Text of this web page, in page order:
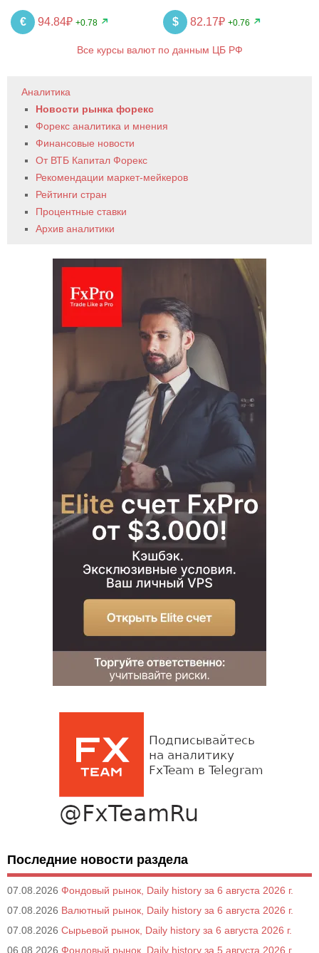
€ 94.84₽ +0.78 $ 82.17₽ +0.76
Все курсы валют по данным ЦБ РФ
Аналитика
Новости рынка форекс
Форекс аналитика и мнения
Финансовые новости
От ВТБ Капитал Форекс
Рекомендации маркет-мейкеров
Рейтинги стран
Процентные ставки
Архив аналитики
Последние новости раздела
07.08.2026 Фондовый рынок, Daily history за 6 августа 2026 г.
07.08.2026 Валютный рынок, Daily history за 6 августа 2026 г.
07.08.2026 Сырьевой рынок, Daily history за 6 августа 2026 г.
06.08.2026 Фондовый рынок, Daily history за 5 августа 2026 г.